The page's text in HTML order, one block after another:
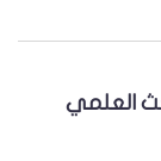
العلمي